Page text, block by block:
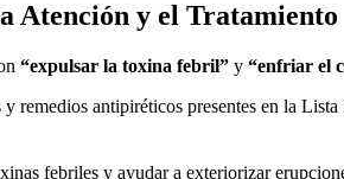
Atención y el Tratamiento
“expulsar la toxina febril” y “enfriar el
remedios antipiréticos presentes en la
febriles y ayudar a exteriorizar